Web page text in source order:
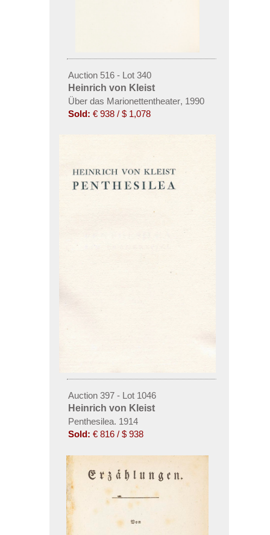
Auction 516 - Lot 340
Heinrich von Kleist
Über das Marionettentheater, 1990
Sold: € 938 / $ 1,078
Auction 397 - Lot 1046
Heinrich von Kleist
Penthesilea. 1914
Sold: € 816 / $ 938